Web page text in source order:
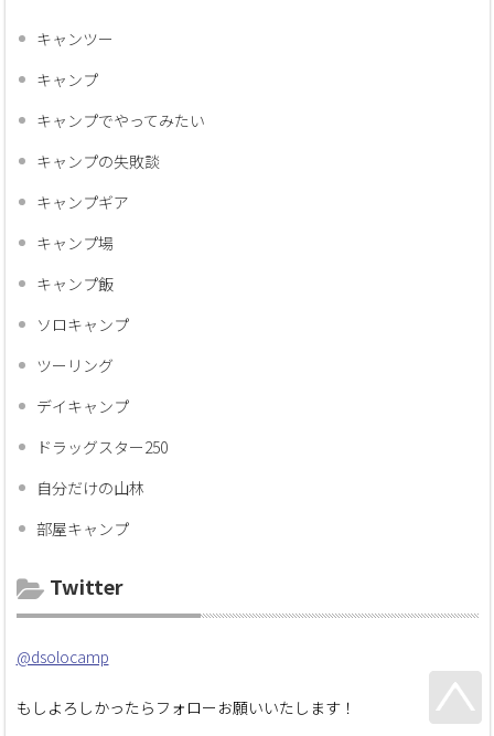
キャンツー
キャンプ
キャンプでやってみたい
キャンプの失敗談
キャンプギア
キャンプ場
キャンプ飯
ソロキャンプ
ツーリング
デイキャンプ
ドラッグスター250
自分だけの山林
部屋キャンプ
Twitter
@dsolocamp
もしよろしかったらフォローお願いいたします！